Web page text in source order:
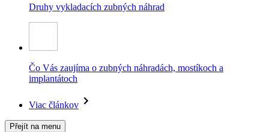
Druhy vykladacích zubných náhrad
Čo Vás zaujíma o zubných náhradách, mostíkoch a
implantátoch
Viac článkov
Přejít na menu